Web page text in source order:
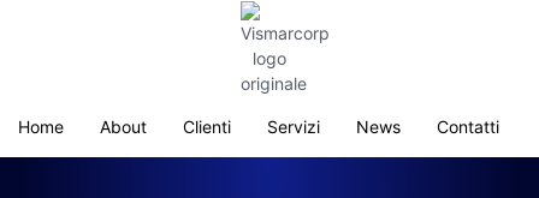
Home About Clienti Servizi News Contatti